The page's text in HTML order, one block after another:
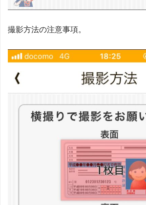
撮影方法の注意事項。